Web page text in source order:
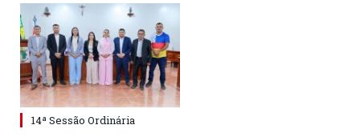
14ª Sessão Ordinária